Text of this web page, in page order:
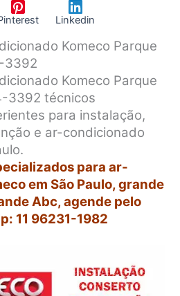
Linkedin
Komeco Parque
3392
Komeco Parque
3392 técnicos
para instalação,
e ar-condicionado
para ar-
em São Paulo, grande
Abc, agende pelo
11 96231-1982